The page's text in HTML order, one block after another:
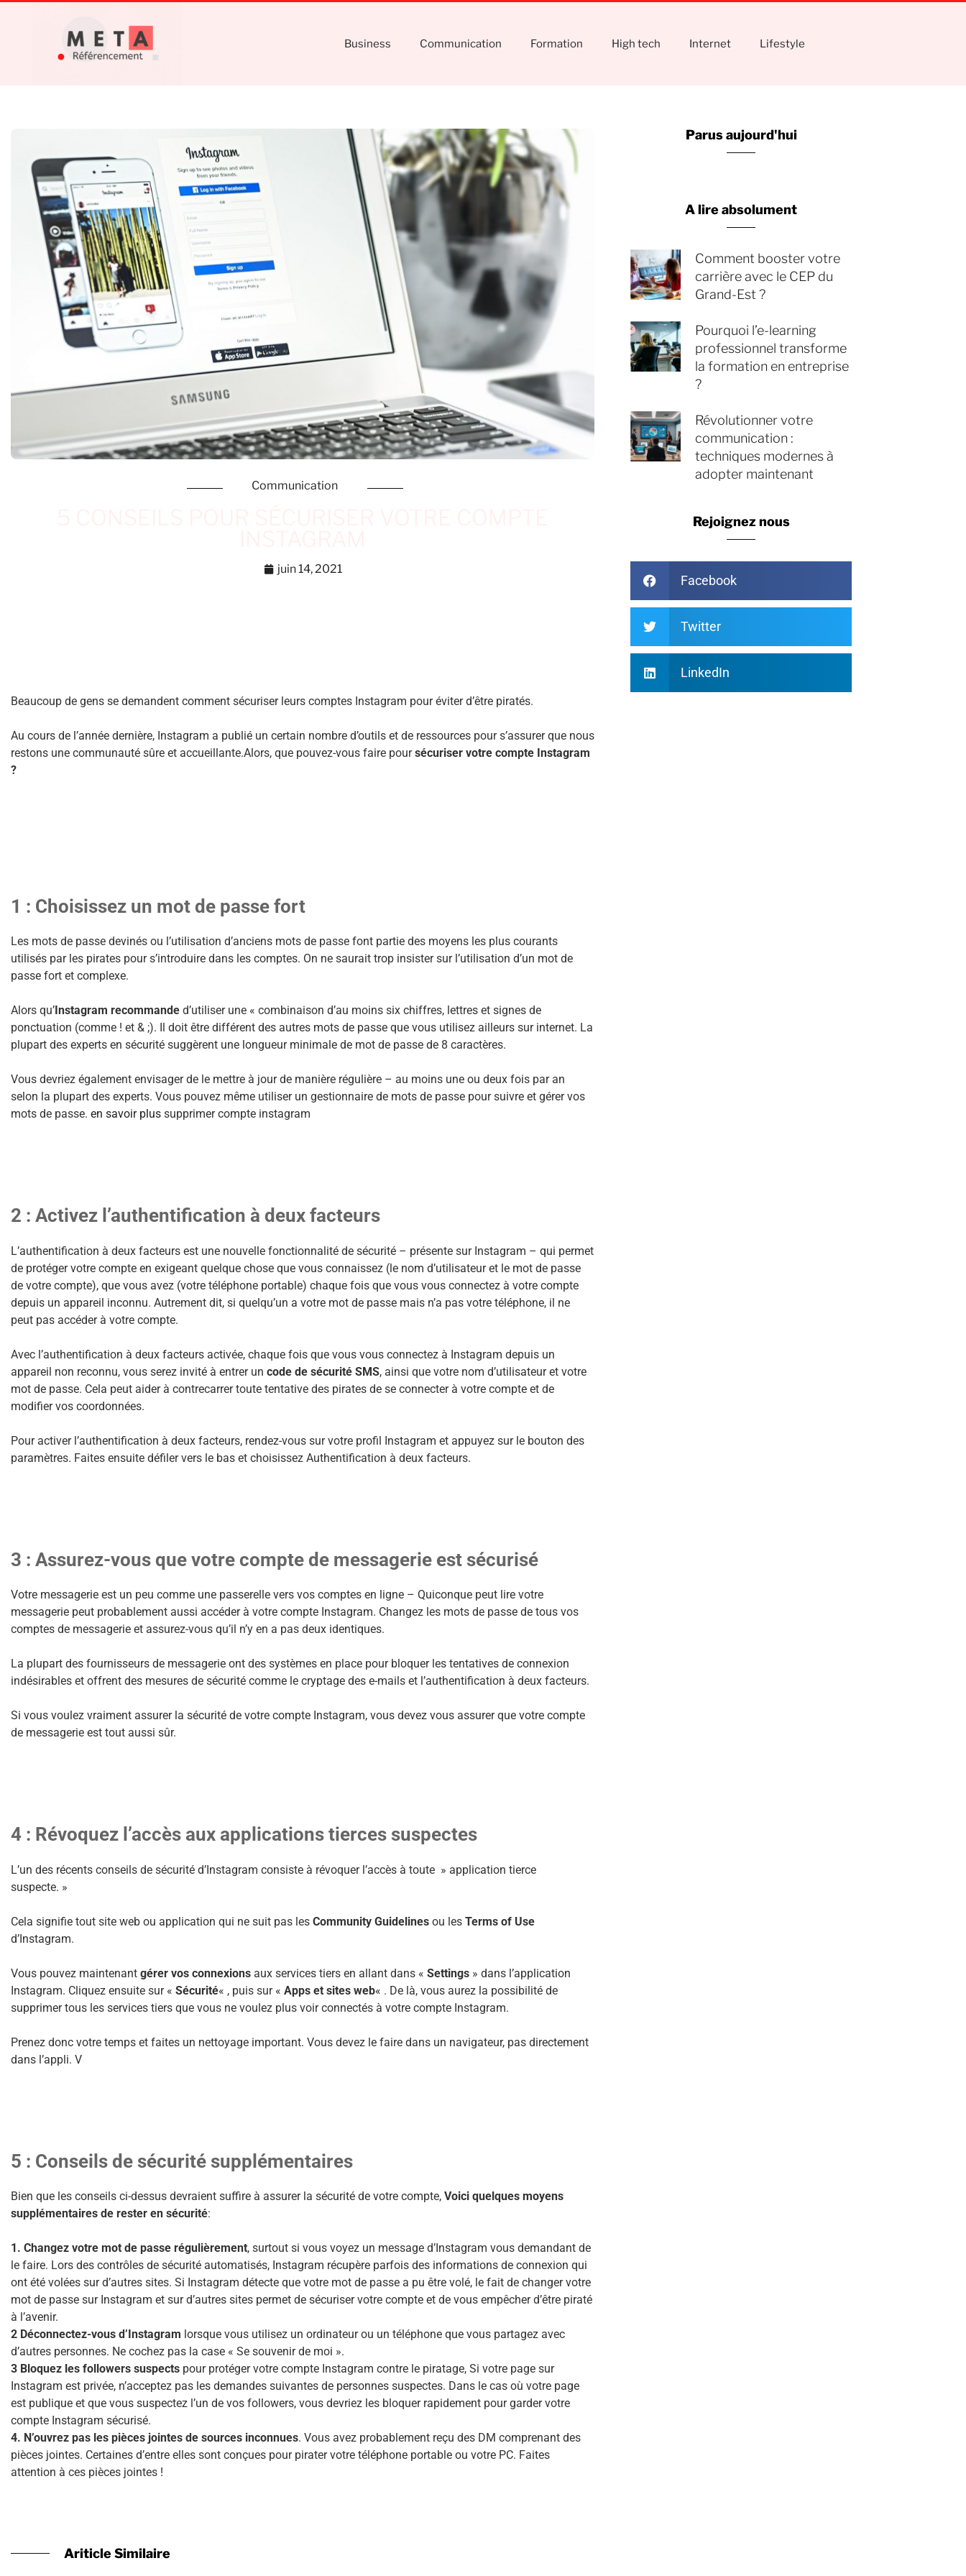
Business Communication Formation High tech Internet Lifestyle
Communication
juin 14, 2021
Beaucoup de gens se demandent comment sécuriser leurs comptes Instagram pour éviter d’être piratés.
Au cours de l’année dernière, Instagram a publié un certain nombre d’outils et de ressources pour s’assurer que nous
restons une communauté sûre et accueillante.Alors, que pouvez-vous faire poursécuriser votre compte Instagram
?
1 : Choisissez un mot de passe fort
Les mots de passe devinés ou l’utilisation d’anciens mots de passe font partie des moyens les plus courants
utilisés par les pirates pour s’introduire dans les comptes. On ne saurait trop insister sur l’utilisation d’un mot de
passe fort et complexe.
Alors qu’ Instagram recommande d’utiliser une « combinaison d’au moins six chiffres, lettres et signes de
ponctuation (comme ! et & ;). Il doit être différent des autres mots de passe que vous utilisez ailleurs sur internet. La
plupart des experts en sécurité suggèrent une longueur minimale de mot de passe de 8 caractères.
Vous devriez également envisager de le mettre à jour de manière régulière – au moins une ou deux fois par an
selon la plupart des experts. Vous pouvez même utiliser un gestionnaire de mots de passe pour suivre et gérer vos
mots de passe. en savoir plus supprimer compte instagram
2 : Activez l’authentification à deux facteurs
L’authentification à deux facteurs est une nouvelle fonctionnalité de sécurité – présente sur Instagram – qui permet
de protéger votre compte en exigeant quelque chose que vous connaissez (le nom d’utilisateur et le mot de passe
de votre compte), que vous avez (votre téléphone portable) chaque fois que vous vous connectez à votre compte
depuis un appareil inconnu. Autrement dit, si quelqu’un a votre mot de passe mais n’a pas votre téléphone, il ne
peut pas accéder à votre compte.
Avec l’authentification à deux facteurs activée, chaque fois que vous vous connectez à Instagram depuis un
appareil non reconnu, vous serez invité à entrer un code de sécurité SMS, ainsi que votre nom d’utilisateur et votre
mot de passe. Cela peut aider à contrecarrer toute tentative des pirates de se connecter à votre compte et de
modifier vos coordonnées.
Pour activer l’authentification à deux facteurs, rendez-vous sur votre profil Instagram et appuyez sur le bouton des
paramètres. Faites ensuite défiler vers le bas et choisissez Authentification à deux facteurs.
3 : Assurez-vous que votre compte de messagerie est sécurisé
Votre messagerie est un peu comme une passerelle vers vos comptes en ligne – Quiconque peut lire votre
messagerie peut probablement aussi accéder à votre compte Instagram. Changez les mots de passe de tous vos
comptes de messagerie et assurez-vous qu’il n’y en a pas deux identiques.
La plupart des fournisseurs de messagerie ont des systèmes en place pour bloquer les tentatives de connexion
indésirables et offrent des mesures de sécurité comme le cryptage des e-mails et l’authentification à deux facteurs.
Si vous voulez vraiment assurer la sécurité de votre compte Instagram, vous devez vous assurer que votre compte
de messagerie est tout aussi sûr.
4 : Révoquez l’accès aux applications tierces suspectes
L’un des récents conseils de sécurité d’Instagram consiste à révoquer l’accès à toute » application tierce
suspecte. »
Cela signifie tout site web ou application qui ne suit pas les Community Guidelines ou les Terms of Use
d’Instagram.
Vous pouvez maintenant gérer vos connexions aux services tiers en allant dans « Settings » dans l’application
Instagram. Cliquez ensuite sur « Sécurité« , puis sur « Apps et sites web« . De là, vous aurez la possibilité de
supprimer tous les services tiers que vous ne voulez plus voir connectés à votre compte Instagram.
Prenez donc votre temps et faites un nettoyage important. Vous devez le faire dans un navigateur, pas directement
dans l’appli. V
5 : Conseils de sécurité supplémentaires
Bien que les conseils ci-dessus devraient suffire à assurer la sécurité de votre compte, Voici quelques moyens
supplémentaires de rester en sécurité:
1. Changez votre mot de passe régulièrement, surtout si vous voyez un message d’Instagram vous demandant de
le faire. Lors des contrôles de sécurité automatisés, Instagram récupère parfois des informations de connexion qui
ont été volées sur d’autres sites. Si Instagram détecte que votre mot de passe a pu être volé, le fait de changer votre
mot de passe sur Instagram et sur d’autres sites permet de sécuriser votre compte et de vous empêcher d’être piraté
à l’avenir.
2 Déconnectez-vous d’Instagram lorsque vous utilisez un ordinateur ou un téléphone que vous partagez avec
d’autres personnes. Ne cochez pas la case « Se souvenir de moi ».
3 Bloquez les followers suspects pour protéger votre compte Instagram contre le piratage, Si votre page sur
Instagram est privée, n’acceptez pas les demandes suivantes de personnes suspectes. Dans le cas où votre page
est publique et que vous suspectez l’un de vos followers, vous devriez les bloquer rapidement pour garder votre
compte Instagram sécurisé.
4. N’ouvrez pas les pièces jointes de sources inconnues. Vous avez probablement reçu des DM comprenant des
pièces jointes. Certaines d’entre elles sont conçues pour pirater votre téléphone portable ou votre PC. Faites
attention à ces pièces jointes !
Parus aujourd'hui
A lire absolument
Comment booster votre
carrière avec le CEP du
Grand-Est ?
Pourquoi l’e-learning
professionnel transforme
la formation en entreprise
?
Révolutionner votre
communication :
techniques modernes à
adopter maintenant
Rejoignez nous
Facebook
Twitter
LinkedIn
Ariticle Similaire